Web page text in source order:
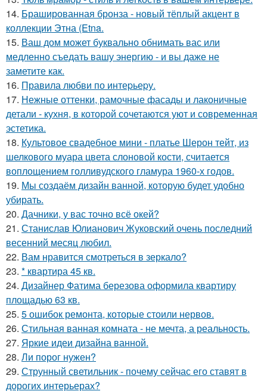
14. Брашированная бронза - новый тёплый акцент в
коллекции Этна (Etna.
15. Ваш дом может буквально обнимать вас или
медленно съедать вашу энергию - и вы даже не
заметите как.
16. Правила любви по интеpьеpу.
17. Нежные оттенки, рамочные фасады и лаконичные
детали - кухня, в которой сочетаются уют и современная
эстетика.
18. Культовое свадебное мини - платье Шерон тейт, из
шелкового муара цвета слоновой кости, считается
воплощением голливудского гламура 1960-х годов.
19. Мы создаём дизайн ванной, которую будет удобно
убирать.
20. Дачники, у вас точно всё окей?
21. Станислав Юлианович Жуковский очень последний
весенний месяц любил.
22. Вам нравится смотреться в зеркало?
23. * квартира 45 кв.
24. Дизайнер Фатима березова оформила квартиру
площадью 63 кв.
25. 5 ошибок ремонта, которые стоили нервов.
26. Стильная ванная комната - не мечта, а реальность.
27. Яркие идеи дизайна ванной.
28. Ли порог нужен?
29. Струнный светильник - почему сейчас его ставят в
дорогих интерьерах?